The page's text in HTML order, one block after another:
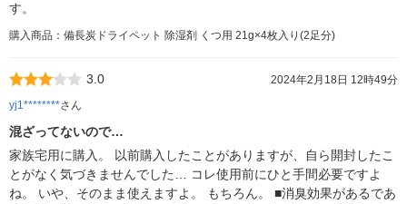
す。
購入商品：備長炭ドライペット 除湿剤 くつ用 21g×4枚入り(2足分)
3.0
2024年2月18日 12時49分
yj1********さん
混ざってないので…
家族宅用に購入。 以前購入したことがありますが、自ら開封したこ
とがなく気づきませんでした… コレ使用前にひと手間必要ですよ
ね。 いや、そのまま使えますよ。 もちろん。 ■消臭効果があるであ